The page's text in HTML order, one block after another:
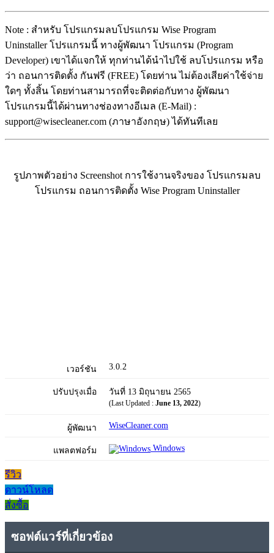
Note : สำหรับ โปรแกรมลบโปรแกรม Wise Program
Uninstaller โปรแกรมนี้ ทางผู้พัฒนา โปรแกรม (Program
Developer) เขาได้แจกให้ ทุกท่านได้นำไปใช้ ลบโปรแกรม หรือ
ว่า ถอนการติดตั้ง กันฟรี (FREE) โดยท่าน ไม่ต้องเสียค่าใช้จ่าย
ใดๆ ทั้งสิ้น โดยท่านสามารถที่จะติดต่อกับทาง ผู้พัฒนา
โปรแกรมนี้ได้ผ่านทางช่องทางอีเมล (E-Mail) :
support@wisecleaner.com (ภาษาอังกฤษ) ได้ทันทีเลย
รูปภาพตัวอย่าง Screenshot การใช้งานจริงของ โปรแกรมลบ
โปรแกรม ถอนการติดตั้ง Wise Program Uninstaller
เวอร์ชัน 3.0.2
ปรับปรุงเมื่อ วันที่ 13 มิถุนายน 2565
(Last Updated : June 13, 2022)
ผู้พัฒนา WiseCleaner.com
แพลตฟอร์ม Windows
รีวิว
ดาวน์โหลด
สั่งซื้อ
ซอฟต์แวร์ที่เกี่ยวข้อง